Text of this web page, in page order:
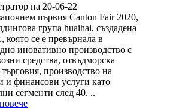
на 20-06-22
първия Canton Fair 2020,
група huaihai, създадена
която се е превърнала в
иновативно производство с
средства, отвъдморска
производство на
и финансови услуги като
сегменти след 40. ..